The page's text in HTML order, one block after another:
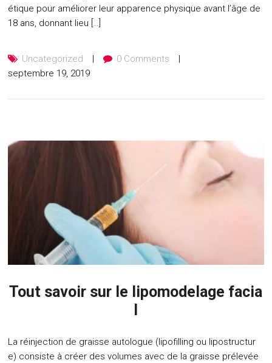
étique pour améliorer leur apparence physique avant l’âge de
18 ans, donnant lieu […]
Uncategorized
0 Comments
septembre 19, 2019
Tout savoir sur le lipomodelage facia
La réinjection de graisse autologue (lipofilling ou lipostructur
e) consiste à créer des volumes avec de la graisse prélevée